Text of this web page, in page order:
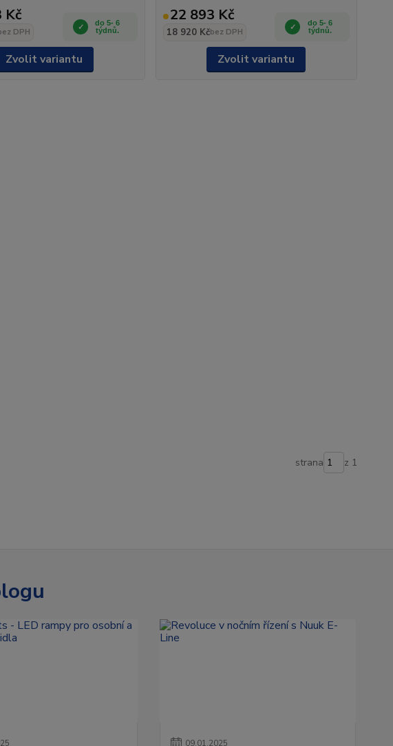
Kč
DPH
do 5- 6
týdnů.
Zvolit variantu
22 893 Kč
18 920 Kčbez DPH
do 5- 6
týdnů.
Zvolit variantu
strana z 1
09.01.2025